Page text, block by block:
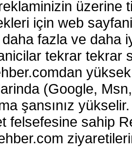
üzerine
için web
fazla ve daha
tekrar tekrar
(Google,
şansınız yükselir.
felsefesine sahip